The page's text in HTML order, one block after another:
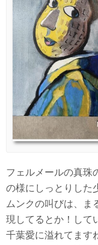
フェルメールの真珠
の様にしっとりした
ムンクの叫びは、ま
現してるとか！して
千葉愛に溢れてます